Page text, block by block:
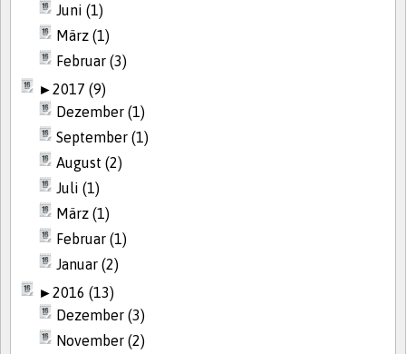
Juni (1)
März (1)
Februar (3)
►2017 (9)
Dezember (1)
September (1)
August (2)
Juli (1)
März (1)
Februar (1)
Januar (2)
►2016 (13)
Dezember (3)
November (2)